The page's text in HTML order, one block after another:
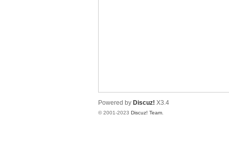
Powered by Discuz! X3.4
© 2001-2023 Discuz! Team